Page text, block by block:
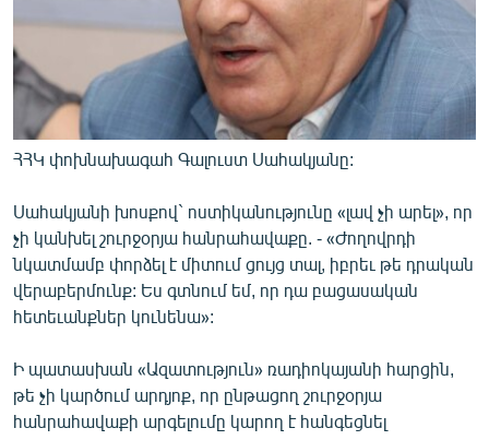
ՀՀԿ փոխնախագահ Գալուստ Սահակյանը:
Սահակյանի խոսքով` ոստիկանությունը «լավ չի արել», որ
չի կանխել շուրջօրյա հանրահավաքը. - «Ժողովրդի
նկատմամբ փորձել է միտում ցույց տալ, իբրեւ թե դրական
վերաբերմունք: Ես գտնում եմ, որ դա բացասական
հետեւանքներ կունենա»:
Ի պատասխան «Ազատություն» ռադիոկայանի հարցին,
թե չի կարծում արդյոք, որ ընթացող շուրջօրյա
հանրահավաքի արգելումը կարող է հանգեցնել